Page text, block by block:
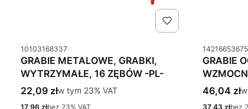
Kod produktu
10103168337
GRABIE METALOWE, GRABKI,
WYTRZYMAŁE, 16 ZĘBÓW -PL-
Cena brutto
22,09 złw tym %s VAT
w tym 23% VAT
Cena netto
17,96 złbez 23% VAT
Kod produktu
14216653675
GRABIE
Cena
46,04 złw
Cena netto
37,43 złbez